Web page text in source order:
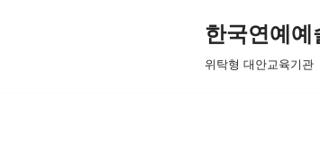
한국연예예
위탁형 대안교육기관